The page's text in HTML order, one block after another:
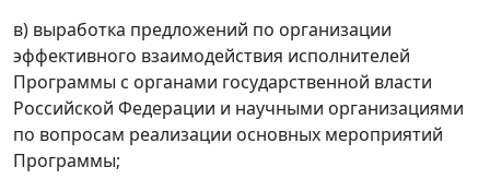
в) выработка предложений по организации
эффективного взаимодействия исполнителей
Программы с органами государственной власти
Российской Федерации и научными организациями
по вопросам реализации основных мероприятий
Программы;